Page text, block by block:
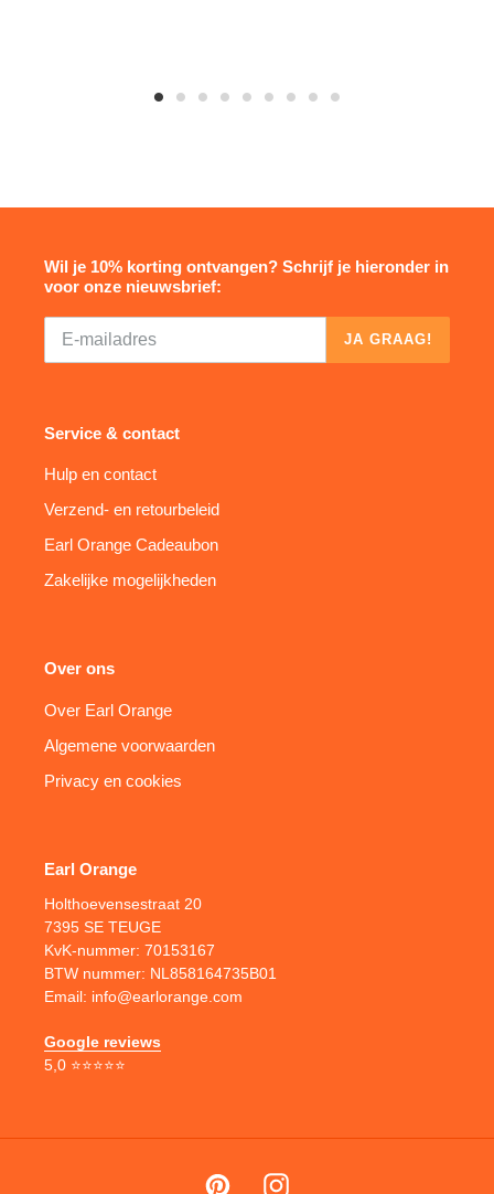
Wil je 10% korting ontvangen? Schrijf je hieronder in
voor onze nieuwsbrief:
JA GRAAG!
Service & contact
Hulp en contact
Verzend- en retourbeleid
Earl Orange Cadeaubon
Zakelijke mogelijkheden
Over ons
Over Earl Orange
Algemene voorwaarden
Privacy en cookies
Earl Orange
Holthoevensestraat 20
7395 SE TEUGE
KvK-nummer: 70153167
BTW nummer: NL858164735B01
Email: info@earlorange.com
Google reviews
5,0 ⭐⭐⭐⭐⭐
PinterestInstagram